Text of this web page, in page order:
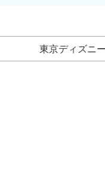
東京ディズニ